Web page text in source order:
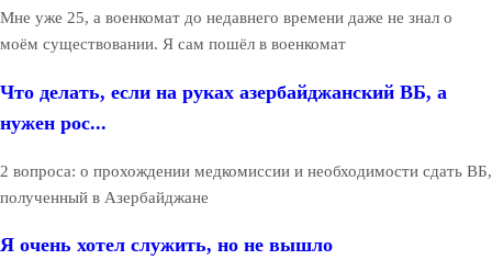
Мне уже 25, а военкомат до недавнего времени даже не знал о
моём существовании. Я сам пошёл в военкомат
Что делать, если на руках азербайджанский ВБ, а
нужен рос...
2 вопроса: о прохождении медкомиссии и необходимости сдать ВБ,
полученный в Азербайджане
Я очень хотел служить, но не вышло